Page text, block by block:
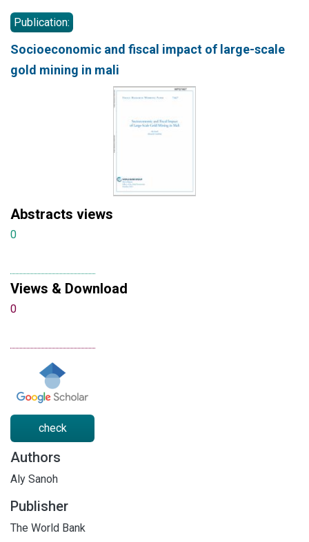
Publication:
Socioeconomic and fiscal impact of large-scale
gold mining in mali
Abstracts views
0
Views & Download
0
check
Authors
Aly Sanoh
Publisher
The World Bank